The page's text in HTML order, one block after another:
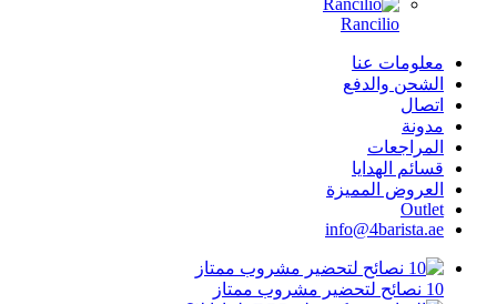
Rancilio
معلومات عنا
الشحن والدفع
اتصال
مدونة
المراجعات
قسائم الهدايا
العروض المميزة
Outlet
info@4barista.ae
10 نصائح لتحضير مشروب ممتاز